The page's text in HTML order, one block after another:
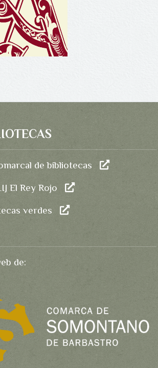
de bibliotecas
El Rey Rojo
verdes
de: